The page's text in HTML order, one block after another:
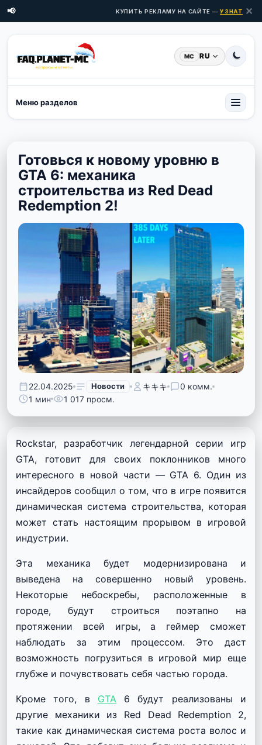
📢 КУПИТЬ РЕКЛАМУ НА САЙТЕ —УЗНАТЬ ✕
MC RU
Меню разделов
Готовься к новому уровню в
GTA 6: механика
строительства из Red Dead
Redemption 2!
22.04.2025 Новости キキキ
0 комм.
1 мин
1 017 просм.
Rockstar, разработчик легендарной серии игр
GTA, готовит для своих поклонников много
интересного в новой части — GTA 6. Один из
инсайдеров сообщил о том, что в игре появится
динамическая система строительства, которая
может стать настоящим прорывом в игровой
индустрии.
Эта механика будет модернизирована и
выведена на совершенно новый уровень.
Некоторые небоскребы, расположенные в
городе, будут строиться поэтапно на
протяжении всей игры, а геймер сможет
наблюдать за этим процессом. Это даст
возможность погрузиться в игровой мир еще
глубже и почувствовать себя частью города.
Кроме того, в GTA 6 будут реализованы и
другие механики из Red Dead Redemption 2,
такие как динамическая система роста волос и